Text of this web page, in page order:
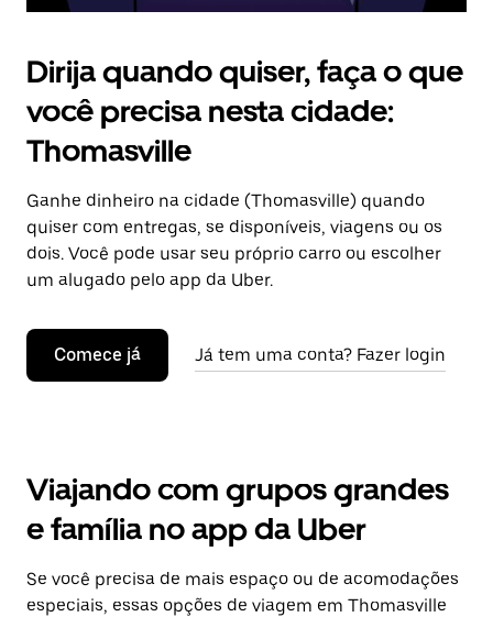
Dirija quando quiser, faça o que
você precisa nesta cidade:
Thomasville
Ganhe dinheiro na cidade (Thomasville) quando
quiser com entregas, se disponíveis, viagens ou os
dois. Você pode usar seu próprio carro ou escolher
um alugado pelo app da Uber.
Comece já Já tem uma conta? Fazer login
Viajando com grupos grandes
e família no app da Uber
Se você precisa de mais espaço ou de acomodações
especiais, essas opções de viagem em Thomasville